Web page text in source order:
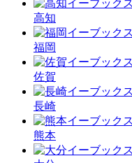
高知
福岡
佐賀
長崎
熊本